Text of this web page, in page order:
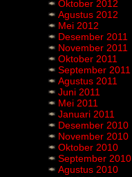
Oktober 2012
Agustus 2012
Mei 2012
Desember 2011
November 2011
Oktober 2011
September 2011
Agustus 2011
Juni 2011
Mei 2011
Januari 2011
Desember 2010
November 2010
Oktober 2010
September 2010
Agustus 2010